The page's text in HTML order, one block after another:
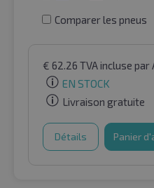
Comparer les pneus
€ 62.26 TVA incluse par
EN STOCK
Livraison gratuite
Détails Panier